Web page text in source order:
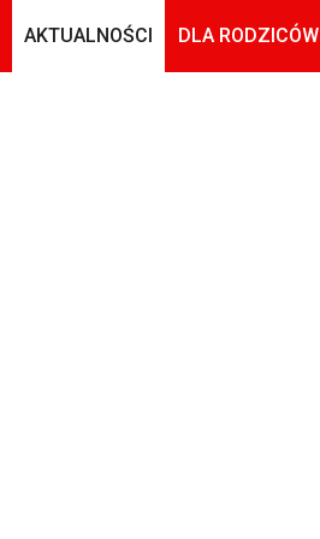
AKTUALNOŚCI DLA RODZICÓW